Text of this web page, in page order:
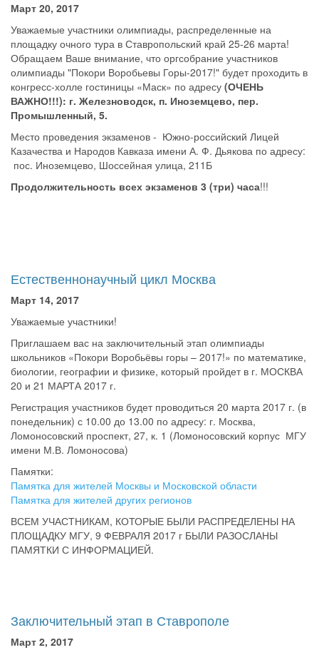
Март 20, 2017
Уважаемые участники олимпиады, распределенные на
площадку очного тура в Ставропольский край 25-26 марта!
Обращаем Ваше внимание, что оргсобрание участников
олимпиады "Покори Воробьевы Горы-2017!" будет проходить в
конгресс-холле гостиницы «Маск» по адресу (ОЧЕНЬ
ВАЖНО!!!): г. Железноводск, п. Иноземцево, пер.
Промышленный, 5.
Место проведения экзаменов - Южно-российский Лицей
Казачества и Народов Кавказа имени А. Ф. Дьякова по адресу:
пос. Иноземцево, Шоссейная улица, 211Б
Продолжительность всех экзаменов 3 (три) часа!!!
Естественнонаучный цикл Москва
Март 14, 2017
Уважаемые участники!
Приглашаем вас на заключительный этап олимпиады
школьников «Покори Воробьёвы горы – 2017!» по математике,
биологии, географии и физике, который пройдет в г. МОСКВА
20 и 21 МАРТА 2017 г.
Регистрация участников будет проводиться 20 марта 2017 г. (в
понедельник) с 10.00 до 13.00 по адресу: г. Москва,
Ломоносовский проспект, 27, к. 1 (Ломоносовский корпус МГУ
имени М.В. Ломоносова)
Памятки:
Памятка для жителей Москвы и Московской области
Памятка для жителей других регионов
ВСЕМ УЧАСТНИКАМ, КОТОРЫЕ БЫЛИ РАСПРЕДЕЛЕНЫ НА
ПЛОЩАДКУ МГУ, 9 ФЕВРАЛЯ 2017 г БЫЛИ РАЗОСЛАНЫ
ПАМЯТКИ С ИНФОРМАЦИЕЙ.
Заключительный этап в Ставрополе
Март 2, 2017